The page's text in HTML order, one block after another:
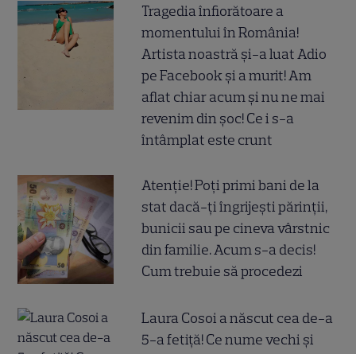
Tragedia înfiorătoare a
momentului în România!
Artista noastră și-a luat Adio
pe Facebook și a murit! Am
aflat chiar acum și nu ne mai
revenim din șoc! Ce i s-a
întâmplat este crunt
Atenție! Poți primi bani de la
stat dacă-ți îngrijești părinții,
bunicii sau pe cineva vârstnic
din familie. Acum s-a decis!
Cum trebuie să procedezi
Laura Cosoi a născut cea de-a
5-a fetiță! Ce nume vechi și